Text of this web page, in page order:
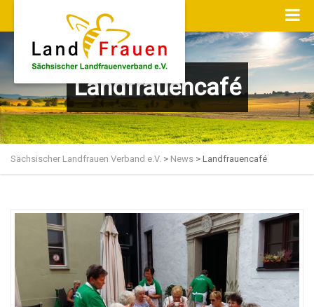
Landfrauencafé
Sächsischer Landfrauen Verband e.V. > News > Landfrauencafé